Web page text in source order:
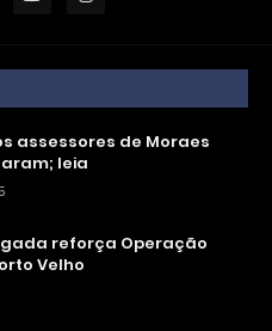
assessores de Moraes
leia
reforça Operação
Velho